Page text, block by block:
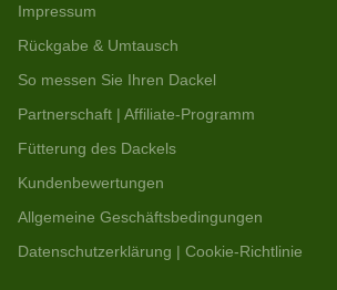
Impressum
Rückgabe & Umtausch
So messen Sie Ihren Dackel
Partnerschaft | Affiliate-Programm
Fütterung des Dackels
Kundenbewertungen
Allgemeine Geschäftsbedingungen
Datenschutzerklärung | Cookie-Richtlinie